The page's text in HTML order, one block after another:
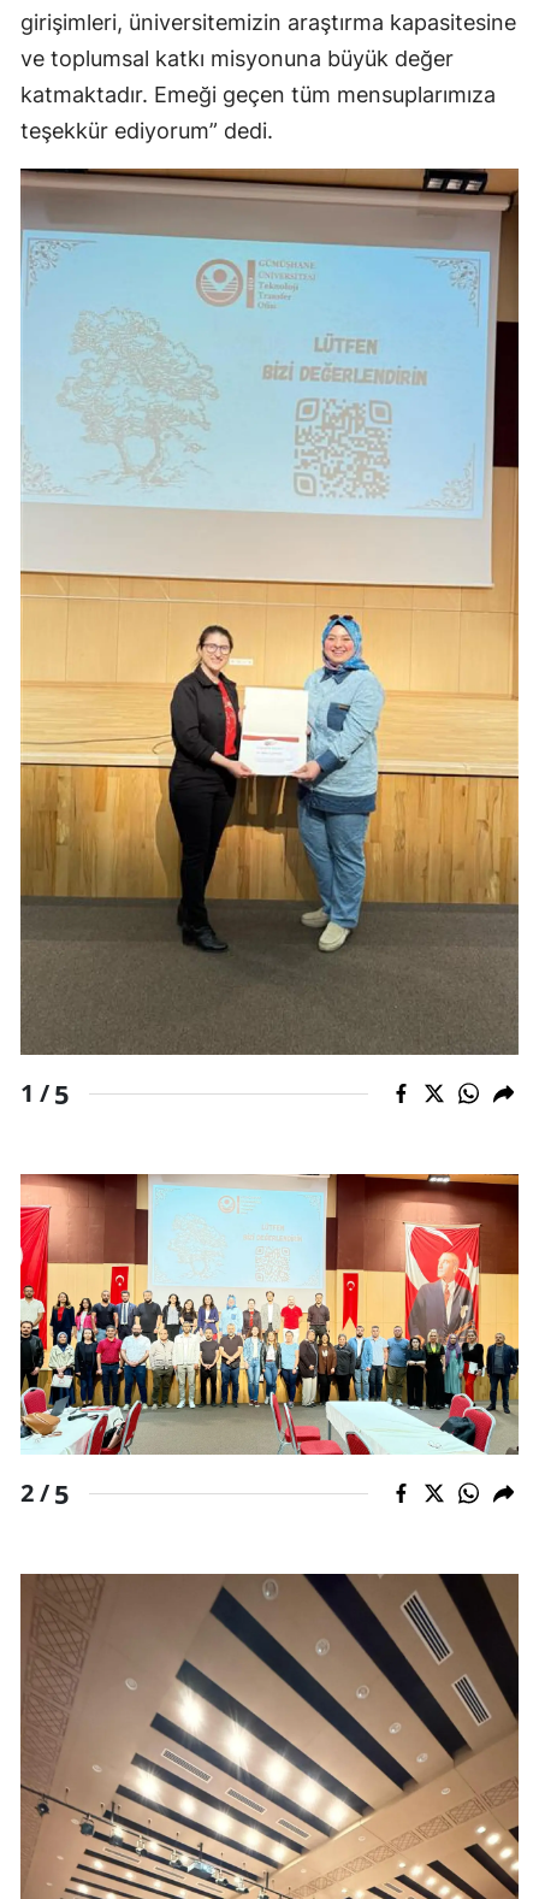
Muş
Nevşehir
Ordu
Sakarya
Siirt
Sinop
Sivas
Tekirdağ
Trabzon
Tunceli
Şanlıurfa
Uşak
Van
Yozgat
Zonguldak
Karaman
Şırnak
Bartın
Ardahan
Iğdır
Yalova
Karabük
Düzce
girişimleri, üniversitemizin araştırma kapasitesine
ve toplumsal katkı misyonuna büyük değer
katmaktadır. Emeği geçen tüm mensuplarımıza
teşekkür ediyorum” dedi.
1 /5
2 /5